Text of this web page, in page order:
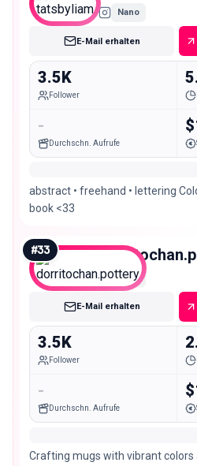
Nano
E-Mail erhalten
3.5K
Follower
-
Durchschn. Aufrufe
abstract • freehand • lettering
book <33
#33
Nano
E-Mail erhalten
3.5K
Follower
-
Durchschn. Aufrufe
Crafting mugs with vibrant colors